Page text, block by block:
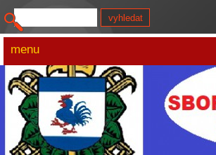
menu